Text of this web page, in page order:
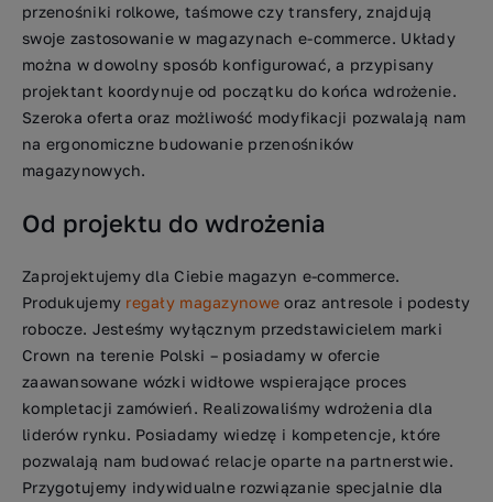
przenośniki rolkowe, taśmowe czy transfery, znajdują
swoje zastosowanie w magazynach e-commerce. Układy
można w dowolny sposób konfigurować, a przypisany
projektant koordynuje od początku do końca wdrożenie.
Szeroka oferta oraz możliwość modyfikacji pozwalają nam
na ergonomiczne budowanie przenośników
magazynowych.
Od projektu do wdrożenia
Zaprojektujemy dla Ciebie magazyn e-commerce.
Produkujemy regały magazynowe oraz antresole i podesty
robocze. Jesteśmy wyłącznym przedstawicielem marki
Crown na terenie Polski – posiadamy w ofercie
zaawansowane wózki widłowe wspierające proces
kompletacji zamówień. Realizowaliśmy wdrożenia dla
liderów rynku. Posiadamy wiedzę i kompetencje, które
pozwalają nam budować relacje oparte na partnerstwie.
Przygotujemy indywidualne rozwiązanie specjalnie dla